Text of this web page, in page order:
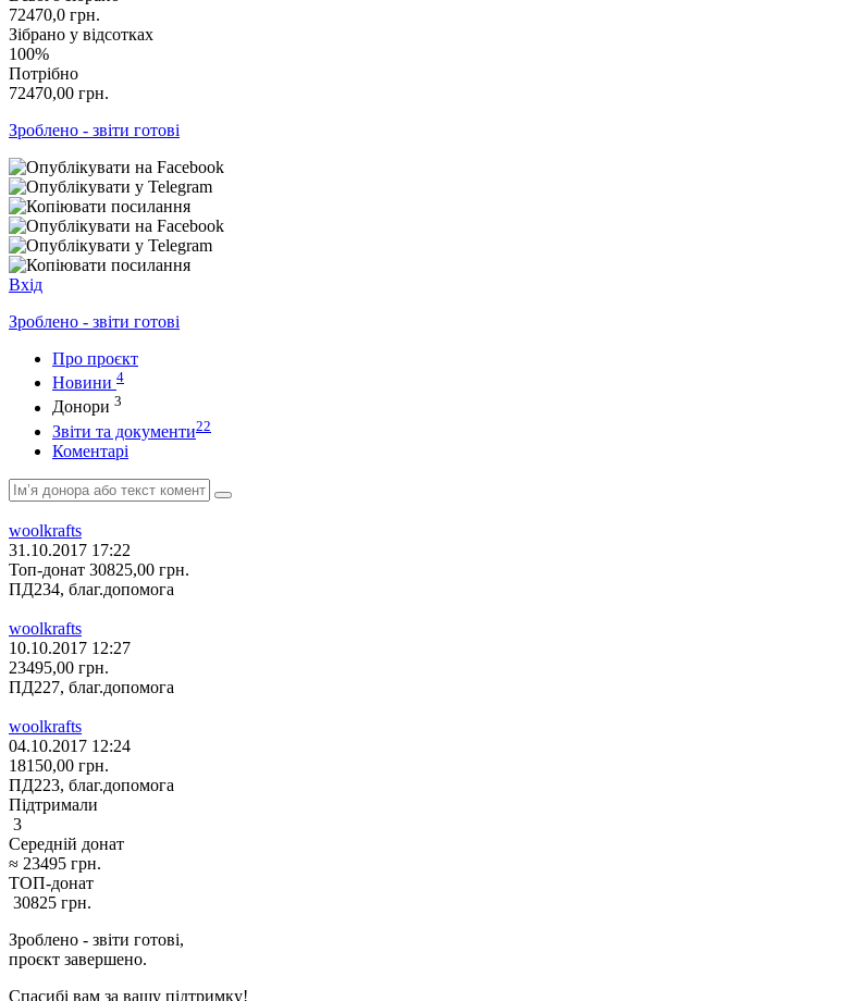
72470,0 грн.
Зібрано у відсотках
100%
Потрібно
72470,00 грн.
Зроблено - звіти готові
Вхід
Зроблено - звіти готові
Про проєкт
Новини 4
Донори 3
Звіти та документи22
Коментарі
woolkrafts
31.10.2017 17:22
Топ-донат 30825,00 грн.
ПД234, благ.допомога
woolkrafts
10.10.2017 12:27
23495,00 грн.
ПД227, благ.допомога
woolkrafts
04.10.2017 12:24
18150,00 грн.
ПД223, благ.допомога
Підтримали
3
Середній донат
≈ 23495 грн.
ТОП-донат
30825 грн.
Зроблено - звіти готові,
проєкт завершено.
Спасибі вам за вашу підтримку!